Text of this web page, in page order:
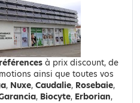
à prix discount, de
ainsi que toutes vos
, Nuxe, Caudalie, Rosebaie,
, Biocyte, Erborian,